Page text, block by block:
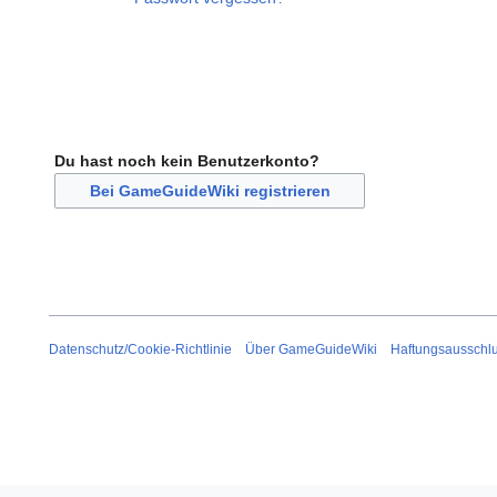
Du hast noch kein Benutzerkonto?
Bei GameGuideWiki registrieren
Datenschutz/Cookie-Richtlinie Über GameGuideWiki